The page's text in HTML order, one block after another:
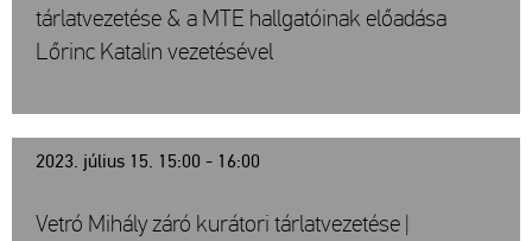
tárlatvezetése & a MTE hallgatóinak előadása
Lőrinc Katalin vezetésével
2023. július 15. 15:00 - 16:00
Vetró Mihály záró kurátori tárlatvezetése |